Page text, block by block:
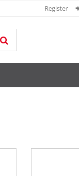
Register